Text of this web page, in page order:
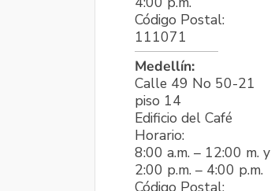
Código Postal:
111071
Medellín:
Calle 49 No 50-21
piso 14
Edificio del Café
Horario:
8:00 a.m. – 12:00 m. y
2:00 p.m. – 4:00 p.m.